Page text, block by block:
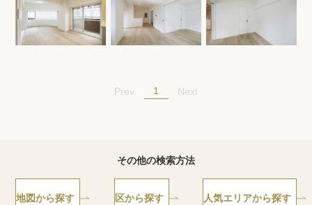
Prev 1 Next
その他の検索方法
地図から探す 区から探す 人気エリアから探す